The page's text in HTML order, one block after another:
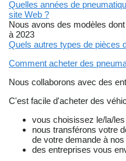
Quelles années de
site Web ?
Nous avons des modèles
à 2023
Quels autres types de pièces
Comment acheter des
Nous collaborons avec des
C'est facile d'acheter des
vous choisissez le/la/
nous transférons votre
de votre demande à
des entreprises vous